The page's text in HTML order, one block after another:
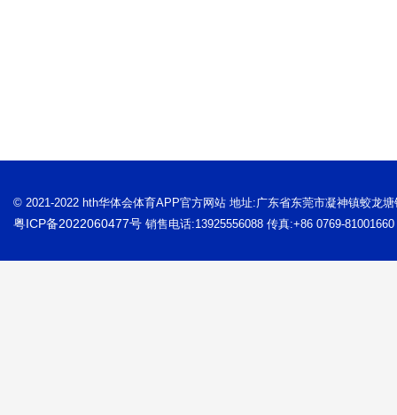
© 2021-2022 hth华体会体育APP官方网站 地址:广东省东莞市凝神镇蛟龙
粤ICP备2022060477号 销售电话:13925556088 传真:+86 0769-81001660